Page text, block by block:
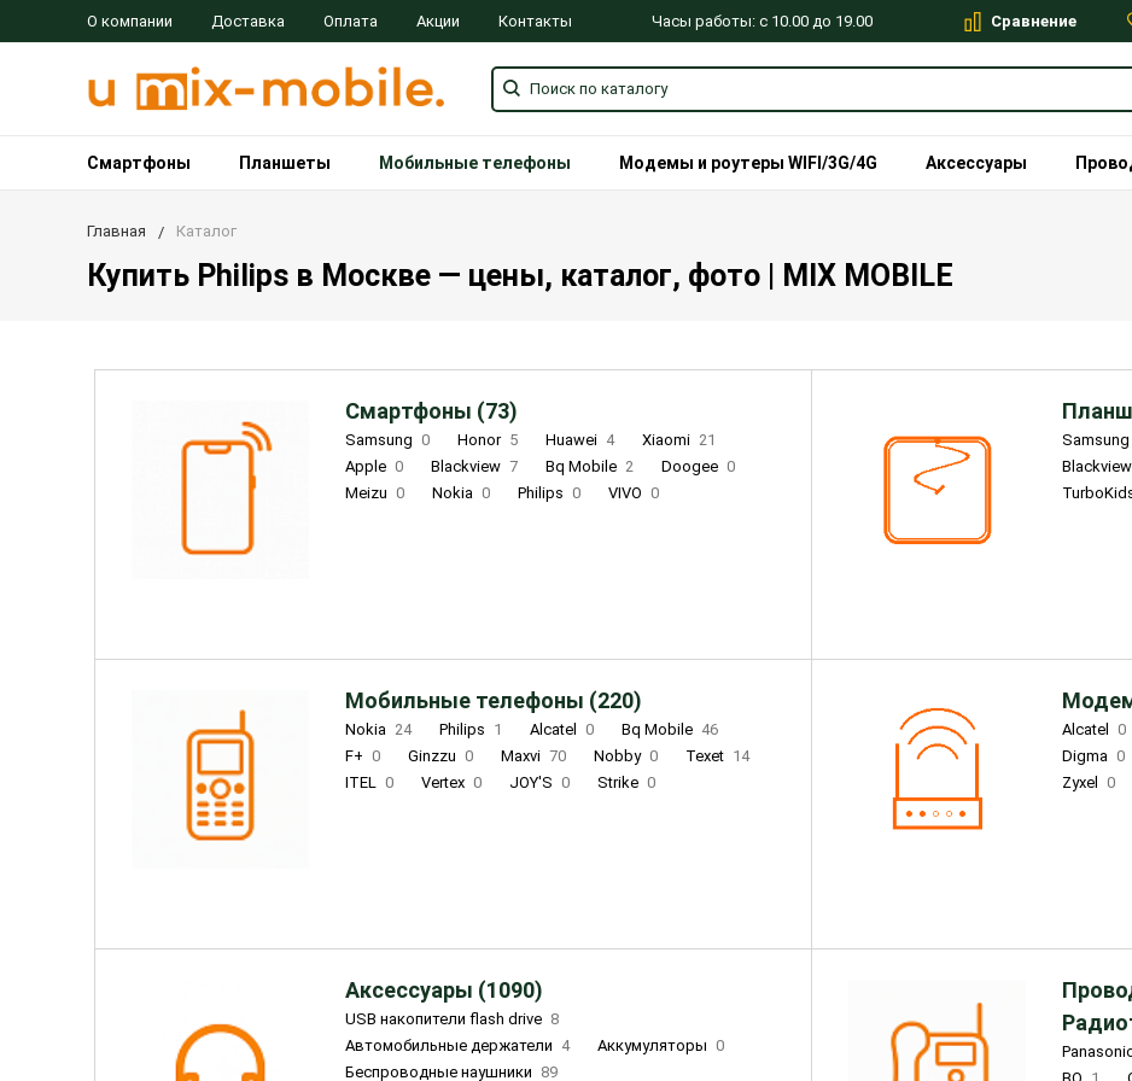
О компании Доставка Оплата Акции Контакты Часы работы: с 10.00 до 19.00 Сравнение
Смартфоны Планшеты Мобильные телефоны Модемы и роутеры WIFI/3G/4G Аксессуары
Главная Каталог
Купить Philips в Москве — цены, каталог, фото | MIX MOBILE
Смартфоны (73)
Samsung 0 Honor 5 Huawei 4 Xiaomi 21
Apple 0 Blackview 7 Bq Mobile 2 Doogee 0
Meizu 0 Nokia 0 Philips 0 VIVO 0
Samsung
Blackview
Мобильные телефоны (220)
Nokia 24 Philips 1 Alcatel 0 Bq Mobile 46
F+ 0 Ginzzu 0 Maxvi 70 Nobby 0 Texet 14
ITEL 0 Vertex 0 JOY'S 0 Strike 0
Alcatel 0
Digma 0
Zyxel
0
Аксессуары (1090)
USB накопители flash drive 8
Автомобильные держатели 4 Аккумуляторы 0
Беспроводные наушники 89